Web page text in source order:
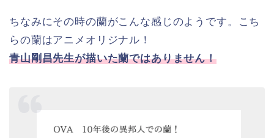
ちなみにその時の蘭がこんな感じのようです。こち
らの蘭はアニメオリジナル！
青山剛昌先生が描いた蘭ではありません！